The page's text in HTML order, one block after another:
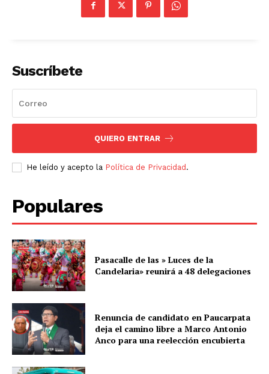
SUSCRIBETE
Nosotros
Prensa
Suscríbete
QUIERO ENTRAR
He leído y acepto la Política de Privacidad .
Populares
Pasacalle de las » Luces de la
Candelaria» reunirá a 48 delegaciones
Renuncia de candidato en Paucarpata
deja el camino libre a Marco Antonio
Anco para una reelección encubierta